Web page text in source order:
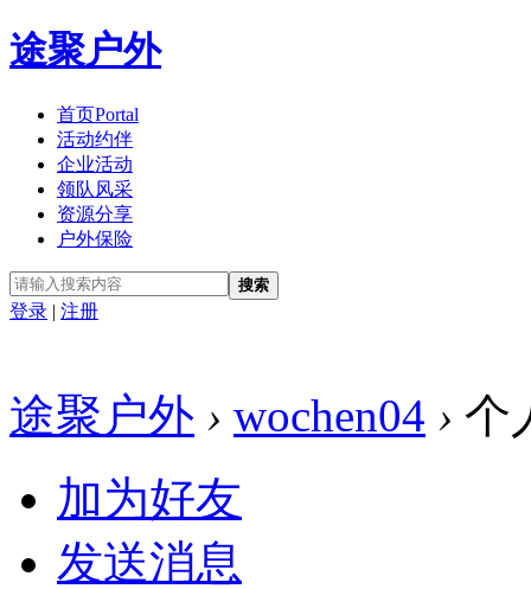
途聚户外
首页Portal
活动约伴
企业活动
领队风采
资源分享
户外保险
搜索
登录 | 注册
途聚户外 › wochen04 › 个
加为好友
发送消息